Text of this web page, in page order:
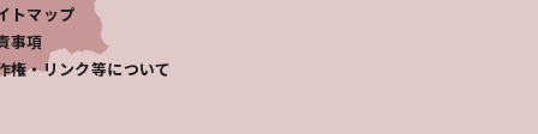
トマップ
事項
権・リンク等について